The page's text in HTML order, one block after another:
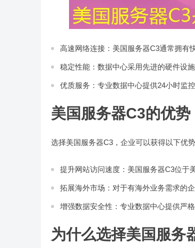
高速网络连接：美国服务器C3通常拥有
稳定性能：数据中心采用先进的硬件设
优质服务：专业数据中心提供24小时监
美国服务器C3的优势
选择美国服务器C3，企业可以获得以下优势
提升网站访问速度：美国服务器C3位于
拓展海外市场：对于有海外业务需求的
增强数据安全性：专业数据中心提供严
为什么选择美国服务